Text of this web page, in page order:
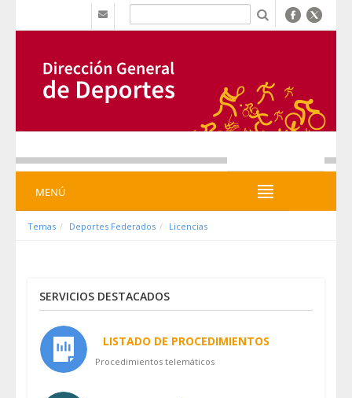
Saltar al contenido
MENÚ
Temas Deportes Federados Licencias
SERVICIOS DESTACADOS
LISTADO DE PROCEDIMIENTOS
Procedimientos telemáticos